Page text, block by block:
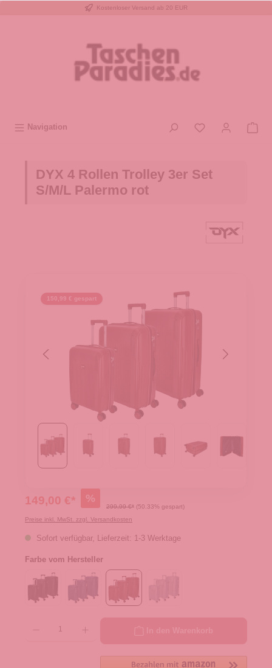
Kostenloser Versand ab 20 EUR
Navigation
DYX 4 Rollen Trolley 3er Set
S/M/L Palermo rot
150,99 € gespart
149,00 €* %
299,99 €* (50.33% gespart)
Preise inkl. MwSt. zzgl. Versandkosten
Sofort verfügbar, Lieferzeit: 1-3 Werktage
Farbe vom Hersteller